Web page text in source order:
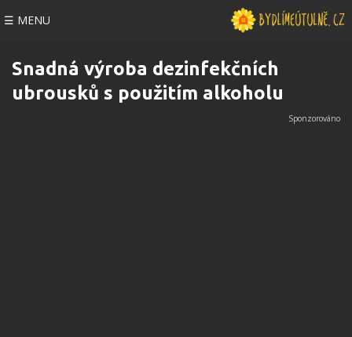
☰ MENU
Snadná výroba dezinfekčních
ubrousků s použitím alkoholu